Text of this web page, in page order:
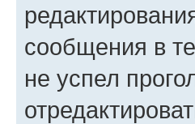
сообщения в
не успел